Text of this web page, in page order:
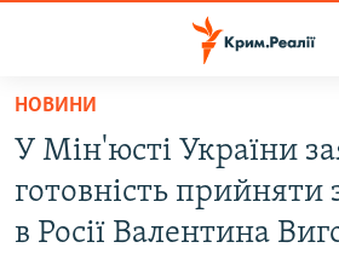
Перейти
основного
матеріалу
Перейти
до
НОВИНИ
ВІДЕО ТА ФОТО
НОВИНИ
У Мін'юсті України
готовність прийняти
в Росії Валентина